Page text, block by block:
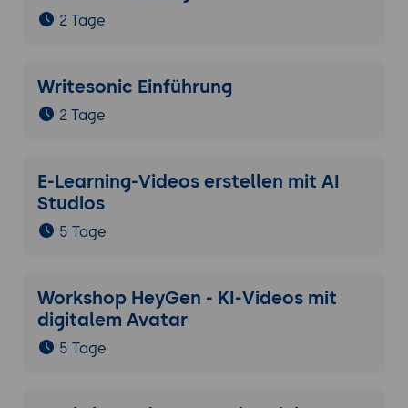
einen SoA-Auszug mit zehn ISO 42001-
Kontrollen und EU-AI-Act-Verknüpfung
ein High-Risk-AI-System skizzieren.
6. AI-Lifecycle-Management und Daten-
and Development, Verification and
Validation, Deployment, Operation and
Monitoring, Re-evaluation, Retirement.
Datenqualität für AI: Repräsentativität,
Vollständigkeit, Aktualität, Bias-Freiheit.
Daten-Lineage: Herkunft und
Transformation von AI-Trainings- und
2 Tage
Writesonic Einführung
2 Tage
E-Learning-Videos erstellen mit AI
Studios
5 Tage
Workshop HeyGen - KI-Videos mit
digitalem Avatar
5 Tage